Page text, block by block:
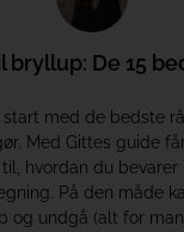
bryllup: De 15
med de bedste
Med Gittes guide
hvordan du bevarer
På den måde
og undgå (alt for